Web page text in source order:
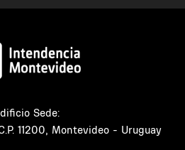
Sede:
11200, Montevideo - Uruguay